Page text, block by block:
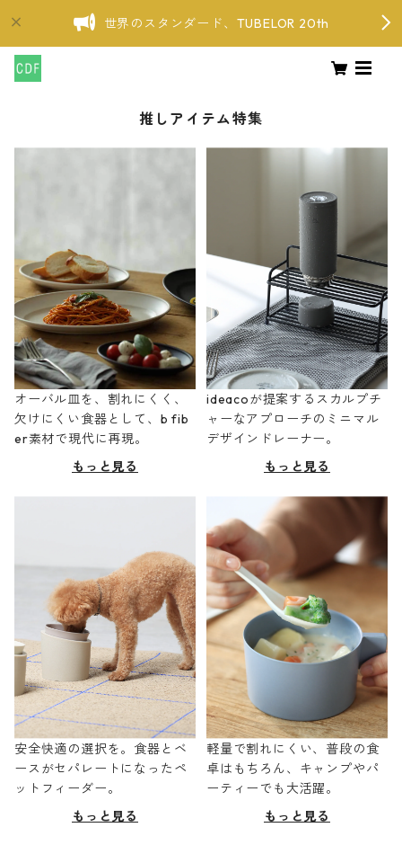
世界のスタンダード、TUBELOR 20th
推しアイテム特集
オーバル皿を、割れにくく、
欠けにくい食器として、b fib
er素材で現代に再現。
もっと見る
ideacoが提案するスカルプチ
ャーなアプローチのミニマル
デザインドレーナー。
もっと見る
安全快適の選択を。食器とベ
ースがセパレートになったペ
ットフィーダー。
もっと見る
軽量で割れにくい、普段の食
卓はもちろん、キャンプやパ
ーティーでも大活躍。
もっと見る